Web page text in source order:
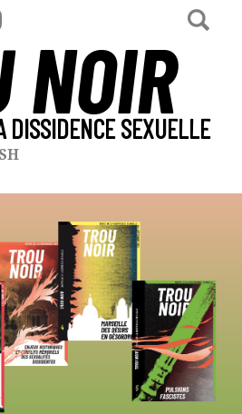
NOIR
DISSIDENCE SEXUELLE